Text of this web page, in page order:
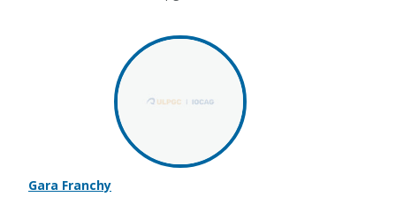
Gara Franchy